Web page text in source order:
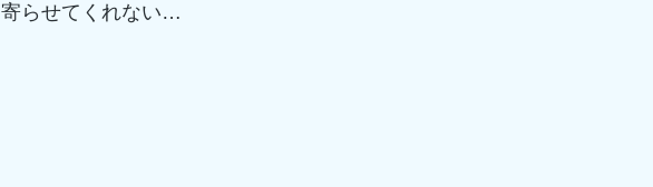
寄らせてくれない…